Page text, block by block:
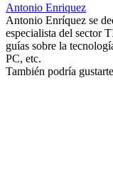
Antonio Enriquez
Antonio Enríquez se
especialista del sector
guías sobre la
PC, etc.
También podría gustarte